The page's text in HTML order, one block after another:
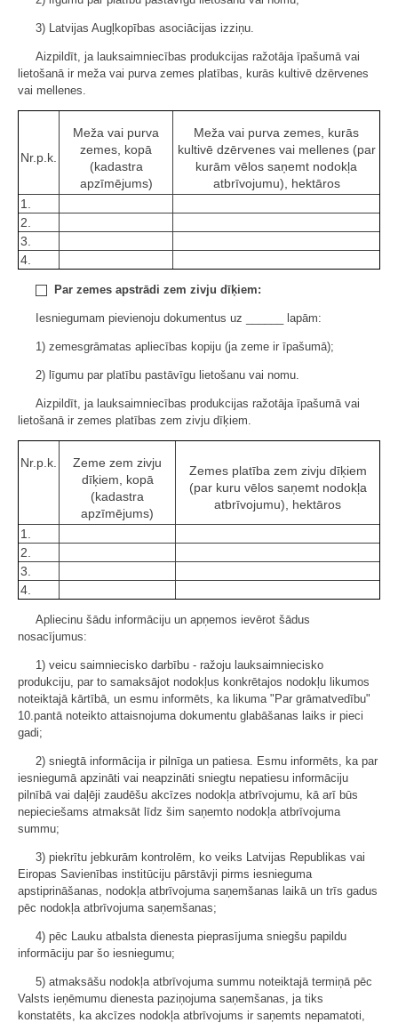
3) Latvijas Augļkopības asociācijas izziņu.
Aizpildīt, ja lauksaimniecības produkcijas ražotāja īpašumā vai
lietošanā ir meža vai purva zemes platības, kurās kultivē dzērvenes
vai mellenes.
Nr.p.k.
Meža vai purva
zemes, kopā
(kadastra
apzīmējums)
Meža vai purva zemes, kurās
kultivē dzērvenes vai mellenes (par
kurām vēlos saņemt nodokļa
atbrīvojumu), hektāros
1.
2.
3.
4.
Par zemes apstrādi zem zivju dīķiem:
Iesniegumam pievienoju dokumentus uz ______ lapām:
1) zemesgrāmatas apliecības kopiju (ja zeme ir īpašumā);
2) līgumu par platību pastāvīgu lietošanu vai nomu.
Aizpildīt, ja lauksaimniecības produkcijas ražotāja īpašumā vai
lietošanā ir zemes platības zem zivju dīķiem.
Nr.p.k.
Zeme zem zivju
dīķiem, kopā
(kadastra
apzīmējums)
Zemes platība zem zivju dīķiem
(par kuru vēlos saņemt nodokļa
atbrīvojumu), hektāros
1.
2.
3.
4.
Apliecinu šādu informāciju un apņemos ievērot šādus
nosacījumus:
1) veicu saimniecisko darbību - ražoju lauksaimniecisko
produkciju, par to samaksājot nodokļus konkrētajos nodokļu likumos
noteiktajā kārtībā, un esmu informēts, ka likuma "Par grāmatvedību"
10.pantā noteikto attaisnojuma dokumentu glabāšanas laiks ir pieci
gadi;
2) sniegtā informācija ir pilnīga un patiesa. Esmu informēts, ka par
iesniegumā apzināti vai neapzināti sniegtu nepatiesu informāciju
pilnībā vai daļēji zaudēšu akcīzes nodokļa atbrīvojumu, kā arī būs
nepieciešams atmaksāt līdz šim saņemto nodokļa atbrīvojuma
summu;
3) piekrītu jebkurām kontrolēm, ko veiks Latvijas Republikas vai
Eiropas Savienības institūciju pārstāvji pirms iesnieguma
apstiprināšanas, nodokļa atbrīvojuma saņemšanas laikā un trīs gadus
pēc nodokļa atbrīvojuma saņemšanas;
4) pēc Lauku atbalsta dienesta pieprasījuma sniegšu papildu
informāciju par šo iesniegumu;
5) atmaksāšu nodokļa atbrīvojuma summu noteiktajā termiņā pēc
Valsts ieņēmumu dienesta paziņojuma saņemšanas, ja tiks
konstatēts, ka akcīzes nodokļa atbrīvojums ir saņemts nepamatoti,